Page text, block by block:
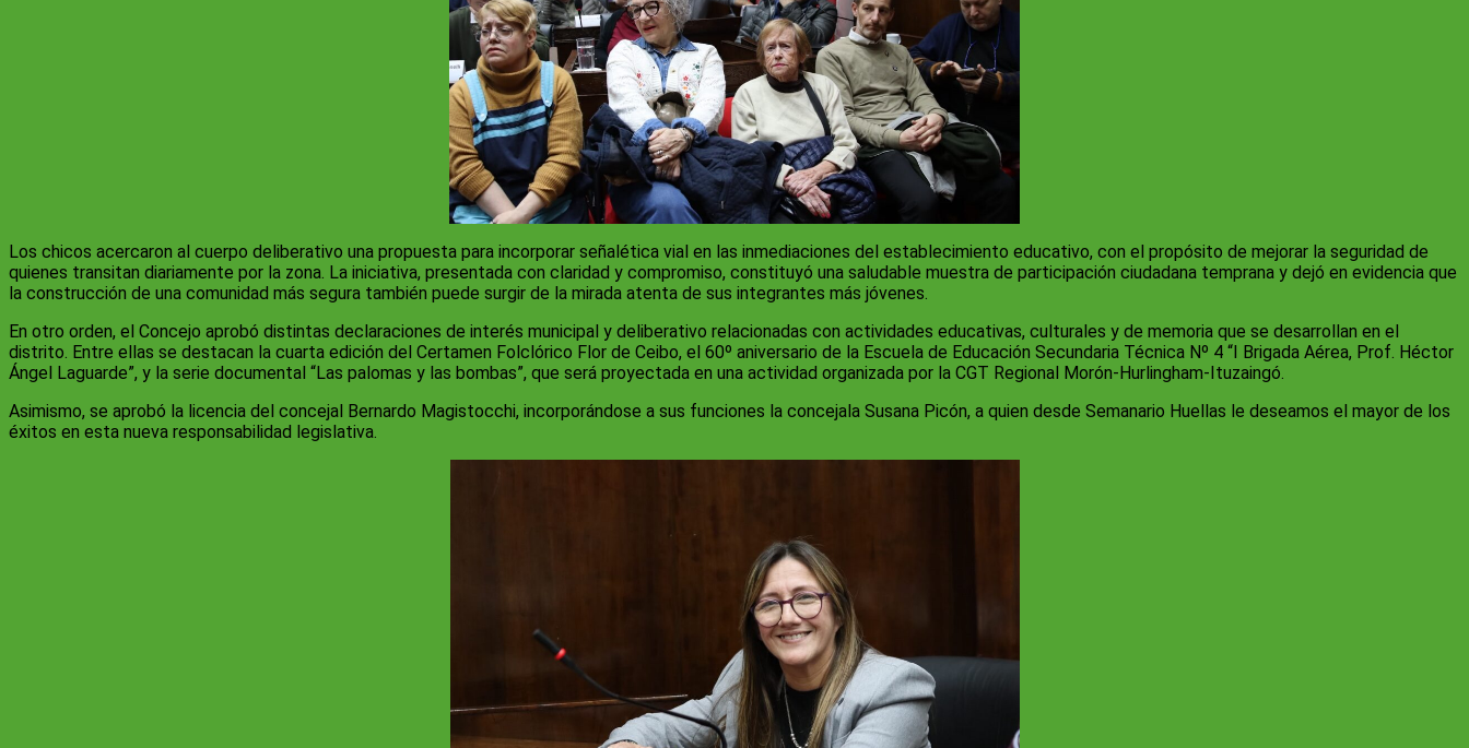
Los chicos acercaron al cuerpo deliberativo una propuesta para incorporar señalética vial en las inmediaciones del establecimiento educativo, con el propósito de mejorar la seguridad de
quienes transitan diariamente por la zona. La iniciativa, presentada con claridad y compromiso, constituyó una saludable muestra de participación ciudadana temprana y dejó en evidencia que
la construcción de una comunidad más segura también puede surgir de la mirada atenta de sus integrantes más jóvenes.
En otro orden, el Concejo aprobó distintas declaraciones de interés municipal y deliberativo relacionadas con actividades educativas, culturales y de memoria que se desarrollan en el
distrito. Entre ellas se destacan la cuarta edición del Certamen Folclórico Flor de Ceibo, el 60º aniversario de la Escuela de Educación Secundaria Técnica Nº 4 “I Brigada Aérea, Prof. Héctor
Ángel Laguarde”, y la serie documental “Las palomas y las bombas”, que será proyectada en una actividad organizada por la CGT Regional Morón-Hurlingham-Ituzaingó.
Asimismo, se aprobó la licencia del concejal Bernardo Magistocchi, incorporándose a sus funciones la concejala Susana Picón, a quien desde Semanario Huellas le deseamos el mayor de los
éxitos en esta nueva responsabilidad legislativa.